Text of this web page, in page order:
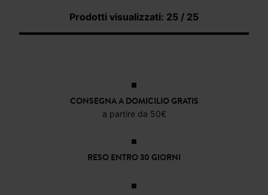
Prodotti visualizzati: 25 / 25
CONSEGNA A DOMICILIO GRATIS
a partire da 50€
RESO ENTRO 30 GIORNI